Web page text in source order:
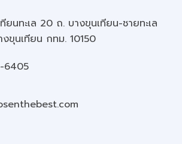
ยนทะเล 20 ถ. บางขุนเทียน-ชายทะเล
ขุนเทียน กทม. 10150
6405